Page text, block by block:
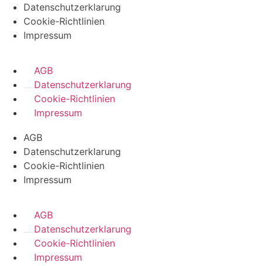
Datenschutzerklarung
Cookie-Richtlinien
Impressum
AGB
Datenschutzerklarung
Cookie-Richtlinien
Impressum
AGB
Datenschutzerklarung
Cookie-Richtlinien
Impressum
AGB
Datenschutzerklarung
Cookie-Richtlinien
Impressum